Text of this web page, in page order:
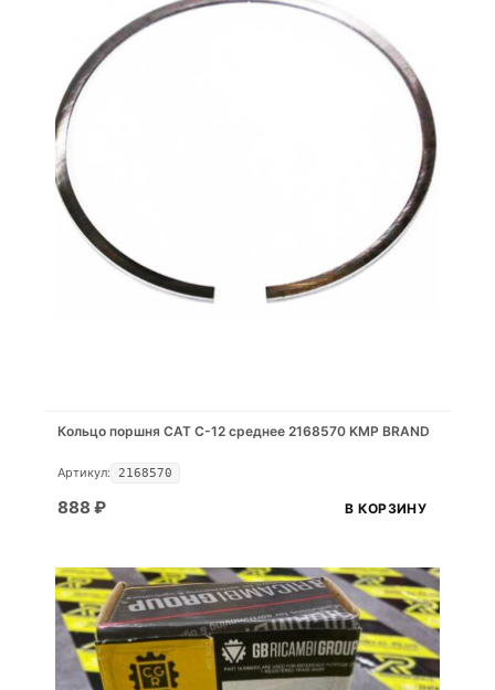
Кольцо поршня CAT C-12 среднее 2168570 KMP BRAND
Артикул: 2168570
888 ₽ В КОРЗИНУ